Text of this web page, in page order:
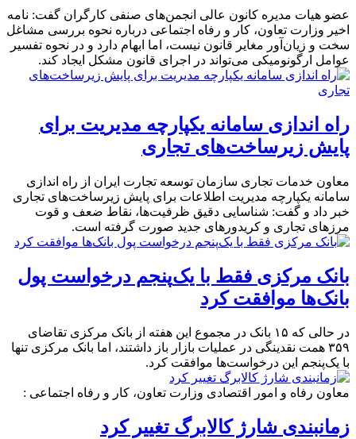
عضو هیات‌ مدیره کانون عالی انجمن‌های صنفی کارگران گفت: نامه
اخیر وزارت تعاون، کار و رفاه اجتماعی درباره نحوه بررسی مشاغل
سخت و زیان‌آور مغایر قانون نیست، اما ابهام دارد و در نحوه تفسیر
عوامل ارگونومیکی می‌تواند در اجرای قانون مشکل ایجاد کند.
راه اندازی سامانه یکپارچه مدیریت برای
پایش زیرساخت‌های تجاری
معاون خدمات تجاری سازمان توسعه تجارت ایران از راه اندازی
سامانه یکپارچه مدیریت اطلاعات برای پایش زیرساخت‌های تجاری
خبر داد و گفت: شناسایی دقیق ظرفیت‌ها، نقاط ضعف و قوت
مرزهای تجاری و کریدورهای جدید صورت گرفته است.
بانک مرکزی فقط با یک‌‎پنجم درخواست پول
بانک‌ها موافقت کرد
در حالی که ۱۵ بانک‌ در مجموع این هفته از بانک مرکزی تقاضای
۳۵۹ همت نقدینگی در عملیات بازار باز داشتند، اما بانک مرکزی تنها
با یک‌پنجم این درخواست‌ها موافقت کرد.
معاون رفاه و امور اقتصادی وزارت تعاون، کار و رفاه اجتماعی :
زمانبندی شارژ کالابرگ تغییر کرد